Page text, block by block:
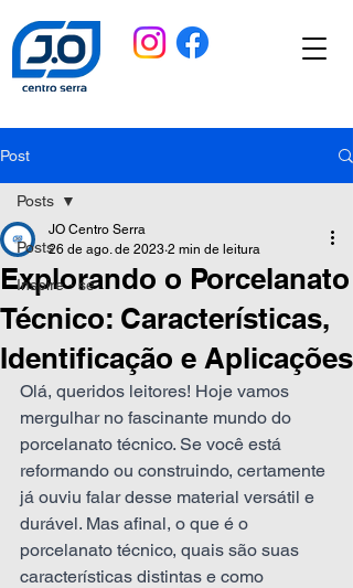
Post
Posts
Inspire - se
Posts
Explorando o Porcelanato
Técnico: Características,
Identificação e Aplicações
JO Centro Serra
26 de ago. de 2023 2 min de leitura
Olá, queridos leitores! Hoje vamos
mergulhar no fascinante mundo do
porcelanato técnico. Se você está
reformando ou construindo, certamente
já ouviu falar desse material versátil e
durável. Mas afinal, o que é o
porcelanato técnico, quais são suas
características distintas e como